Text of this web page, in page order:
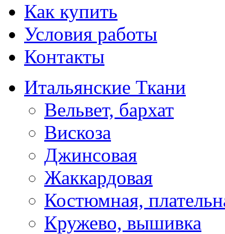
Как купить
Условия работы
Контакты
Итальянские Ткани
Вельвет, бархат
Вискоза
Джинсовая
Жаккардовая
Костюмная,
Кружево, вышивка